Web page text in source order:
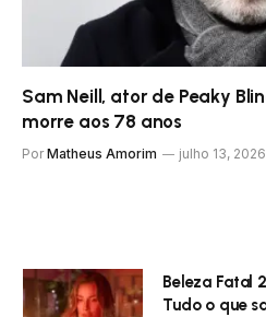
Sam Neill, ator de Peaky
morre aos 78 anos
Por Matheus Amorim julho 13, 2026
Beleza Fatal
Tudo o que